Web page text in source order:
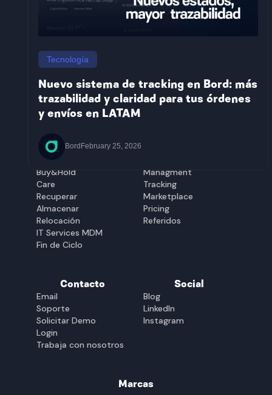
Tecnología
Nuevo sistema de tracking en Bord: más
trazabilidad y claridad para tus órdenes
y envíos en LATAM
Bord February 25, 2026
Países
Colombia
México
Bolivia
Chile
Ecuador
El Salvador
Nicaragua
Paraguay
Perú
Republica
Dominicana
Soluciones
Buy&Hold
Care
Recuperar
Almacenar
Relocación
IT Services MDM
Fin de Ciclo
Managment
Tracking
Marketplace
Pricing
Referidos
Contacto
Email
Soporte
Solicitar Demo
Login
Trabaja con nosotros
Social
Blog
LinkedIn
Instagram
Marcas